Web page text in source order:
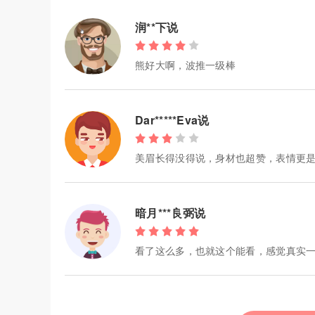
润**下说
熊好大啊，波推一级棒
Dar*****Eva说
美眉长得没得说，身材也超赞，表情更
暗月***良弼说
看了这么多，也就这个能看，感觉真实一